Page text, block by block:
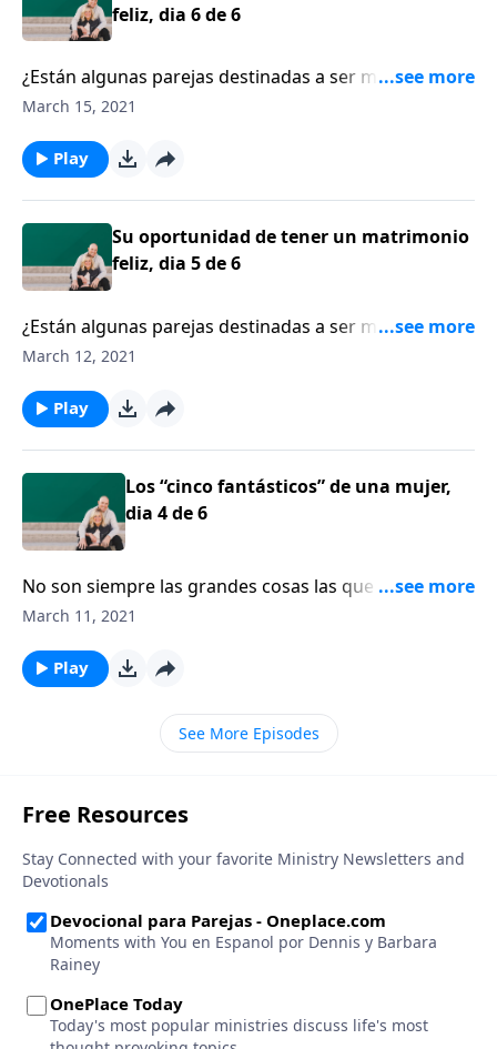
detrás de estos nombres.
feliz, dia 6 de 6
¿Están algunas parejas destinadas a ser más felices
que otras? La escritora Shaunti Feldhahn asegura que
especialmente cuando entran al pacto matrimonial
con todo el corazón, decididas a permanecer
March 15, 2021
Play
Su oportunidad de tener un matrimonio
feliz, dia 5 de 6
¿Están algunas parejas destinadas a ser más felices
que otras? La escritora Shaunti Feldhahn asegura que
especialmente cuando entran al pacto matrimonial
con todo el corazón, decididas a permanecer
March 12, 2021
Play
Los “cinco fantásticos” de una mujer,
dia 4 de 6
No son siempre las grandes cosas las que componen
un buen matrimonio. Las cosas pequeñas tienen un
que, a lo mejor, deberíamos empezar a hacerlas.
March 11, 2021
Play
See More Episodes